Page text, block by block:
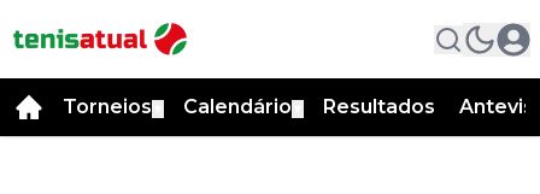
Torneios Calendário Resultados